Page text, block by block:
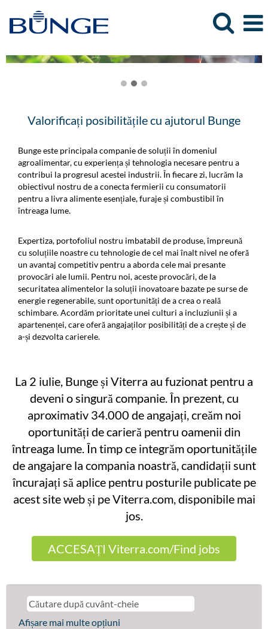
Valorificați posibilitățile cu ajutorul Bunge
Bunge este principala companie de soluții în domeniul
agroalimentar, cu experiența și tehnologia necesare pentru a
contribui la progresul acestei industrii. În fiecare zi, lucrăm la
obiectivul nostru de a conecta fermierii cu consumatorii
pentru a livra alimente esențiale, furaje și combustibil în
întreaga lume.
Expertiza, portofoliul nostru imbatabil de produse, împreună
cu soluțiile noastre cu tehnologie de cel mai înalt nivel ne oferă
un avantaj competitiv pentru a aborda cele mai presante
provocări ale lumii. Pentru noi, aceste provocări, de la
securitatea alimentelor la soluții inovatoare bazate pe surse de
energie regenerabile, sunt oportunități de a crea o reală
schimbare. Acordăm prioritate unei culturi a incluziunii și a
apartenenței, care oferă angajaților posibilități de a crește și de
a-și dezvolta carierele.
La 2 iulie, Bunge și Viterra au fuzionat pentru a
deveni o singură companie. În prezent, cu
aproximativ 34.000 de angajați, creăm noi
oportunități de carieră pentru oamenii din
întreaga lume. În timp ce integrăm oportunitățile
de angajare la compania noastră, candidații sunt
încurajați să aplice pentru posturile publicate pe
acest site web și pe Viterra.com, disponibile mai
jos.
ACCESAȚI Viterra.com/Find jobs
Afișare mai multe opțiuni